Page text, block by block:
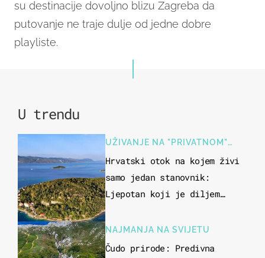
su destinacije dovoljno blizu Zagreba da
putovanje ne traje dulje od jedne dobre
playliste.
U trendu
UŽIVANJE NA "PRIVATNOM"
OTOKU
Hrvatski otok na kojem živi
samo jedan stanovnik:
Ljepotan koji je diljem
"bijelom zlatu"
NAJMANJA NA SVIJETU
Čudo prirode: Predivna